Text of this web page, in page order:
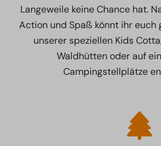
Langeweile keine Chance hat.
Action und Spaß könnt ihr euch
unserer speziellen Kids
Waldhütten oder auf
Campingstellplätze